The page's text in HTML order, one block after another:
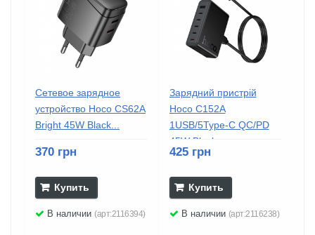
Сетевое зарядное
устройство Hoco CS62A
Bright 45W Black...
370 грн
Купить
В наличии (арт:2116394)
Зарядний пристрій
Hoco C152A
1USB/5Type-C QC/PD
45W Black
425 грн
Купить
В наличии (арт:2116238)